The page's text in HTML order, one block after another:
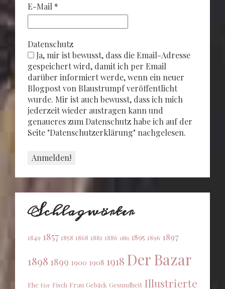
E-Mail *
Datenschutz
Ja, mir ist bewusst, dass die Email-Adresse
gespeichert wird, damit ich per Email
darüber informiert werde, wenn ein neuer
Blogpost von Blaustrumpf veröffentlicht
wurde. Mir ist auch bewusst, dass ich mich
jederzeit wieder austragen kann und
genaueres zum Datenschutz habe ich auf der
Seite "Datenschutzerklärung" nachgelesen.
Schlagwörter
1849 1857 1858 1868 1881 1886 1889 1895 1896 1897
1898 1899 1900 1908 1918 Der Bazar
Ehe Eier Fisch Frau Gebäck Gesundheit Illustrierte